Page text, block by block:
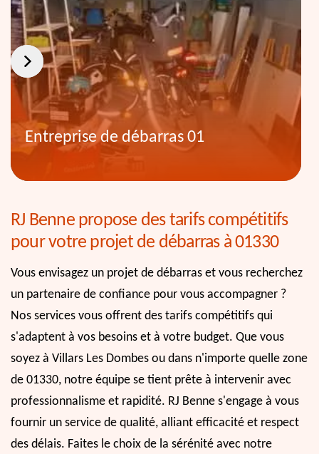
Entreprise de débarras 01
RJ Benne propose des tarifs compétitifs
pour votre projet de débarras à 01330
Vous envisagez un projet de débarras et vous recherchez
un partenaire de confiance pour vous accompagner ?
Nos services vous offrent des tarifs compétitifs qui
s'adaptent à vos besoins et à votre budget. Que vous
soyez à Villars Les Dombes ou dans n'importe quelle zone
de 01330, notre équipe se tient prête à intervenir avec
professionnalisme et rapidité. RJ Benne s'engage à vous
fournir un service de qualité, alliant efficacité et respect
des délais. Faites le choix de la sérénité avec notre